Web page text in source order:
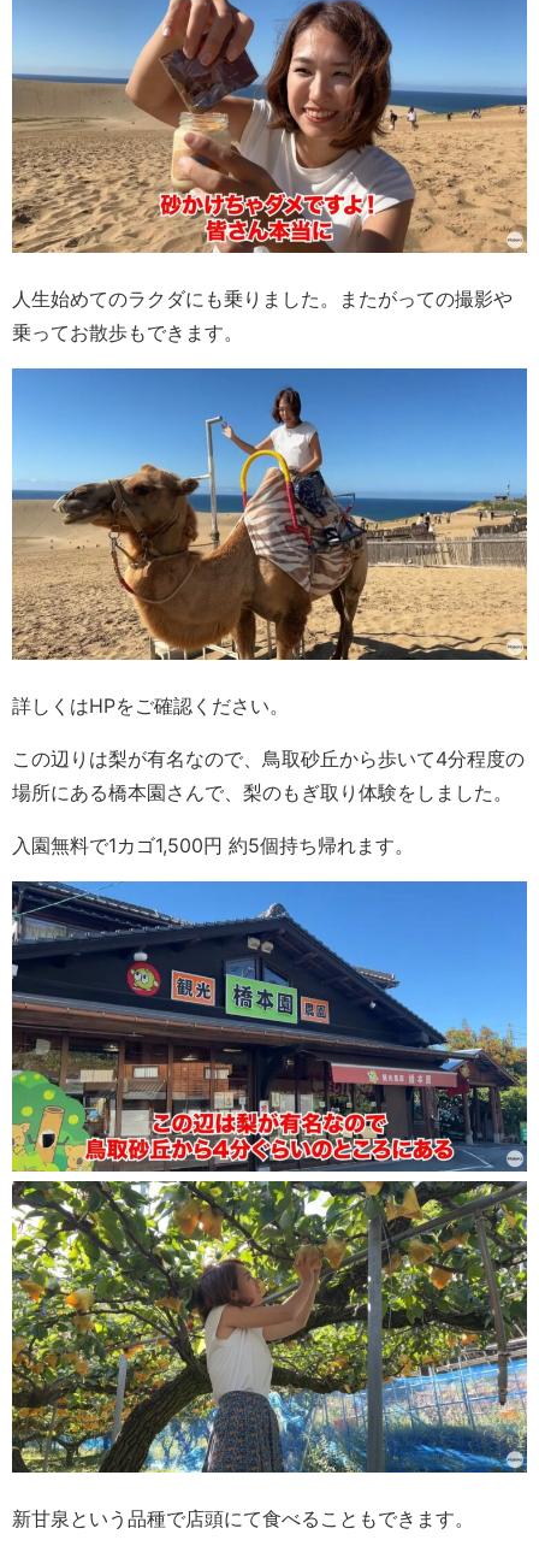
人生始めてのラクダにも乗りました。またがっての撮影や
乗ってお散歩もできます。
詳しくはHPをご確認ください。
この辺りは梨が有名なので、鳥取砂丘から歩いて4分程度の
場所にある橋本園さんで、梨のもぎ取り体験をしました。
入園無料で1カゴ1,500円 約5個持ち帰れます。
新甘泉という品種で店頭にて食べることもできます。